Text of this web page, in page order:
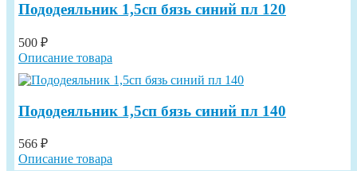
Пододеяльник 1,5сп бязь синий пл 120
500 ₽
Описание товара
Пододеяльник 1,5сп бязь синий пл 140
566 ₽
Описание товара